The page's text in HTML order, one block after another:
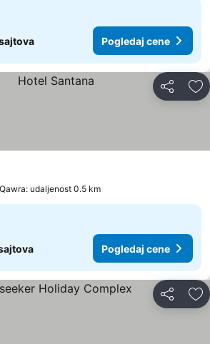
Pogledaj cene
Deli
Qawra: udaljenost 0.5 km
Pogledaj cene
Deli